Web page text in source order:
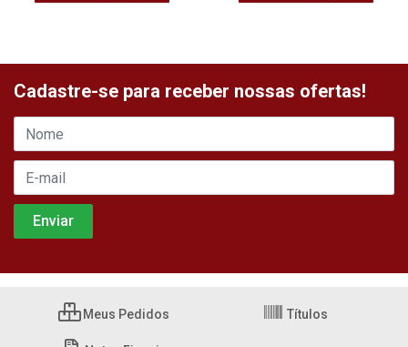
Cadastre-se para receber nossas ofertas!
Meus Pedidos Títulos